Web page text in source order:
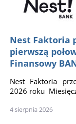
Nest Faktoria
pierwszą
Finansowy
Nest Faktoria
2026 roku
4 sierpnia 2026